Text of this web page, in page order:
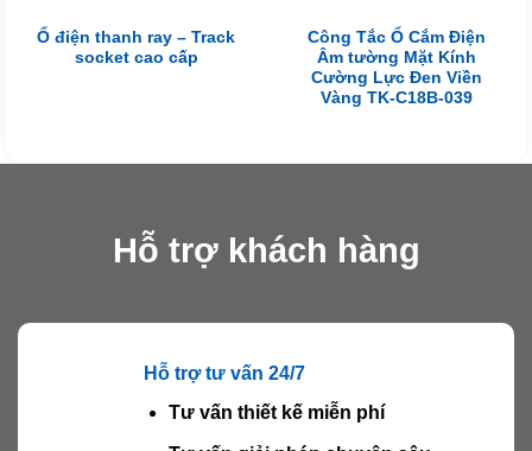
Ổ điện thanh ray – Track
socket cao cấp
Công Tắc Ổ Cắm Điện
Âm tường Mặt Kính
Cường Lực Đen Viền
Vàng TK-C18B-039
Hỗ trợ khách hàng
Hỗ trợ tư vấn 24/7
Tư vấn thiết kế miễn phí